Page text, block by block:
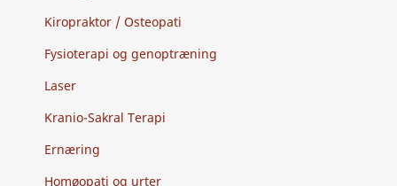
Kiropraktor / Osteopati
Fysioterapi og genoptræning
Laser
Kranio-Sakral Terapi
Ernæring
Homøopati og urter